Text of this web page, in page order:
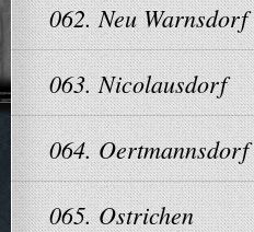
062. Neu Warnsdorf
063. Nicolausdorf
064. Oertmannsdorf
065. Ostrichen